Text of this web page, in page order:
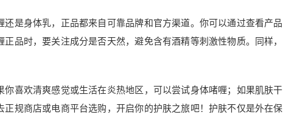
是身体乳，正品都来自可靠品牌和官方渠道。你可以通过查看产品
品时，要关注成分是否天然，避免含有酒精等刺激性物质。同样，
喜欢清爽感觉或生活在炎热地区，可以尝试身体啫喱；如果肌肤干
规商店或电商平台选购，开启你的护肤之旅吧！护肤不仅是外在保